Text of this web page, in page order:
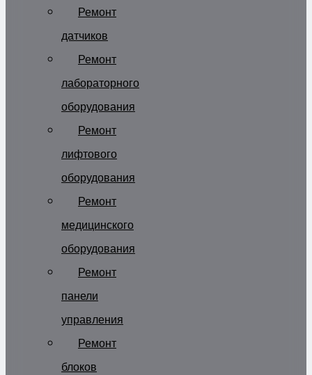
Ремонт
датчиков
Ремонт
лабораторного
оборудования
Ремонт
лифтового
оборудования
Ремонт
медицинского
оборудования
Ремонт
панели
управления
Ремонт
блоков